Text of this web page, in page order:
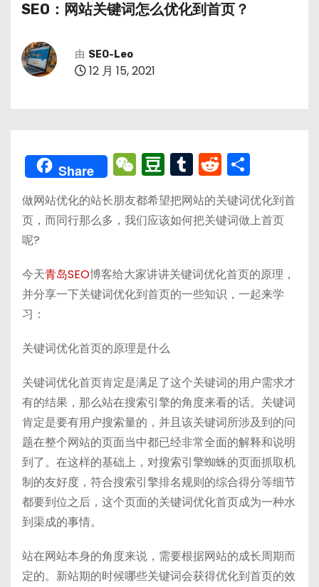
SEO：网站关键词怎么优化到首页？
由 SEO-Leo
12 月 15, 2021
Share W
e
C
h
t
D
o
u
b
n
T
u
m
bl
R
e
d
di
享
做网站优化的站长朋友都希望把网站的关键词优化到首
页，而同行那么多，我们应该如何把关键词做上首页
呢?
今天青岛SEO博客给大家讲讲关键词优化首页的原理，
并分享一下关键词优化到首页的一些知识，一起来学
习：
关键词优化首页的原理是什么
关键词优化首页肯定是满足了这个关键词的用户需求才
有的结果，那么站在搜索引擎的角度来看的话。关键词
肯定是要有用户搜索量的，并且该关键词所涉及到的问
题在整个网站的页面当中都已经非常全面的解释和说明
到了。在这样的基础上，对搜索引擎蜘蛛的页面抓取机
制的友好度，符合搜索引擎排名规则的综合得分等细节
都要到位之后，这个页面的关键词优化首页成为一种水
到渠成的事情。
站在网站本身的角度来说，需要根据网站的成长周期而
定的。新站期的时候哪些关键词会获得优化到首页的效